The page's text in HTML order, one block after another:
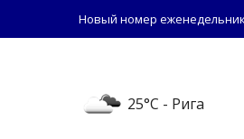
Новый номер
25°C - Рига